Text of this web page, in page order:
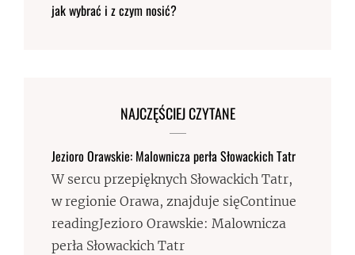
jak wybrać i z czym nosić?
NAJCZĘŚCIEJ CZYTANE
Jezioro Orawskie: Malownicza perła Słowackich Tatr
W sercu przepięknych Słowackich Tatr,
w regionie Orawa, znajduje sięContinue
readingJezioro Orawskie: Malownicza
perła Słowackich Tatr